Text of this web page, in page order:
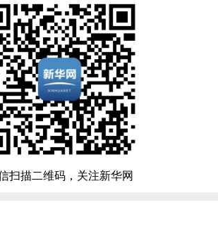
扫描二维码，关注新华网